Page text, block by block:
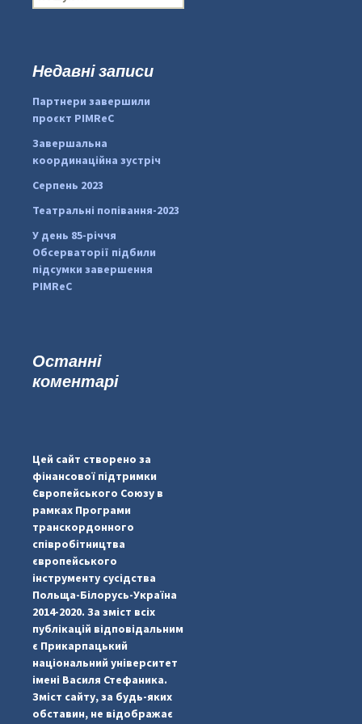
#PipIvanToday
pimrec_project
о
:Недавні записи
Партнери завершили
проєкт PIMReC
Завершальна
координаційна зустріч
Серпень 2023
Театральні попівання-2023
У день 85-річчя
Обсерваторії підбили
підсумки завершення
PIMReC
Останні
коментарі
Цей сайт створено за
фінансової підтримки
Європейського Союзу в
рамках Програми
транскордонного
співробітництва
європейського
інструменту сусідства
Польща-Білорусь-Україна
2014-2020. За зміст всіх
публікацій відповідальним
є Прикарпацький
національний університет
імені Василя Стефаника.
Зміст сайту, за будь-яких
обставин, не відображає